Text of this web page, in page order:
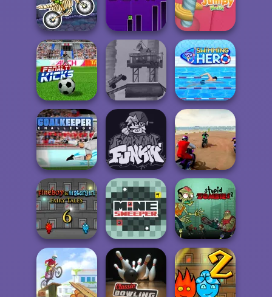
Fireboy and
Watergirl
Slope Minicraft
Moto X3M
Spooky Land
Geometry Jump Jumpy Helix
Penalty Kicks
Post Apocalyptic
Truck Trial
Swimming Hero
Goalkeeper
Challenge
Friday Night
Funkin'
Super MX - The
Champion
Fireboy and
Watergirl 6:
Fairy...
Mine Sweeper
Stupid Zombies
2